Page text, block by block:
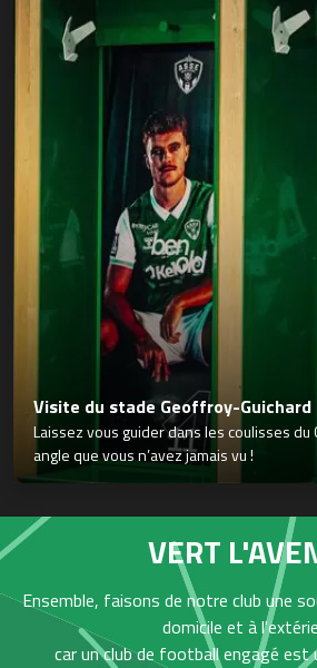
Visite du stade Geoffroy-Guichard
Laissez vous guider dans les coulisses du
angle que vous n’avez jamais vu !
VERT
Ensemble, faisons de notre club une
domicile et à
car un club de football engagé est